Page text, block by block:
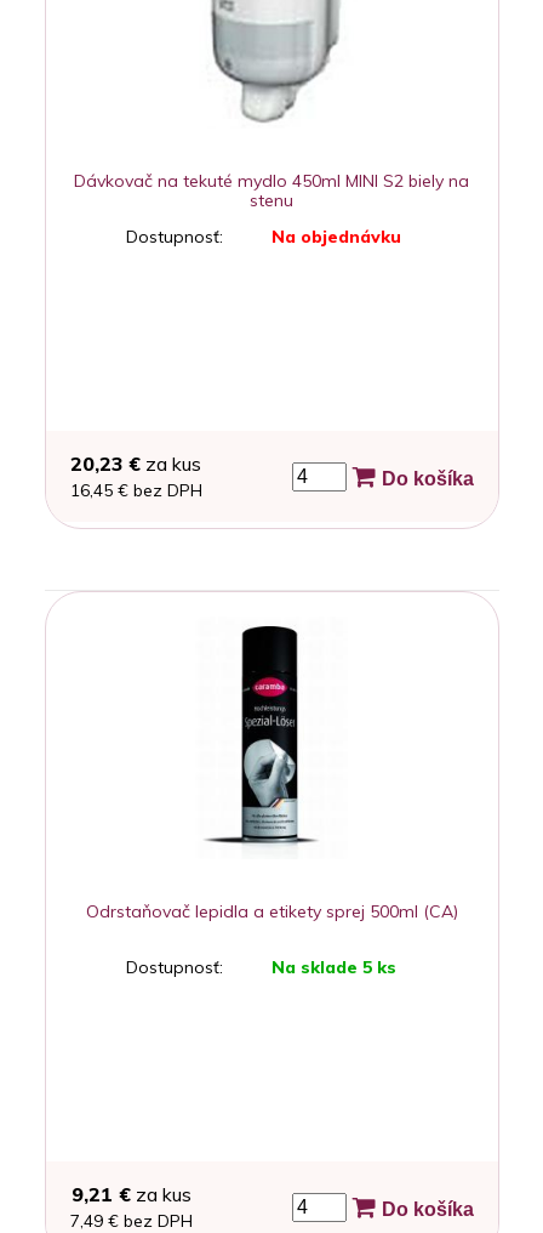
Dávkovač na tekuté mydlo 450ml MINI S2 biely na
stenu
Dostupnosť:
Na objednávku
20,23 € za kus
16,45 € bez DPH
Do košíka
Odrstaňovač lepidla a etikety sprej 500ml (CA)
Dostupnosť: Na sklade 5 ks
9,21 €za kus
7,49 € bez DPH
Do košíka